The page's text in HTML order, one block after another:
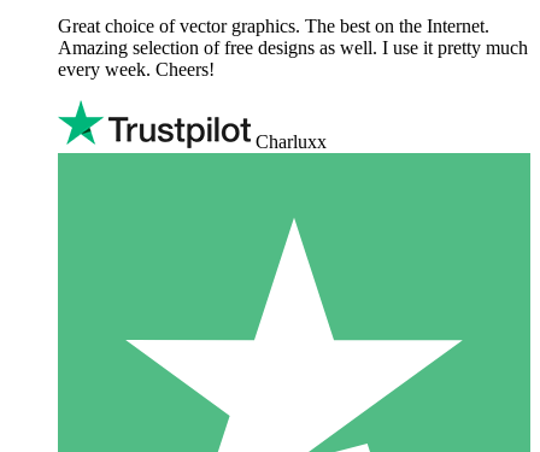
Great choice of vector graphics. The best on the Internet.
Amazing selection of free designs as well. I use it pretty much
every week. Cheers!
Charluxx